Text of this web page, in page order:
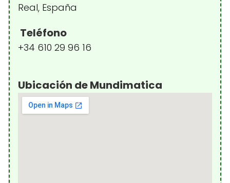
Real, España
Teléfono
+34 610 29 96 16
Ubicación de Mundimatica